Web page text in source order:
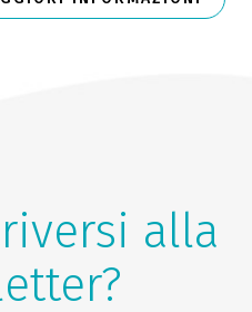
alla